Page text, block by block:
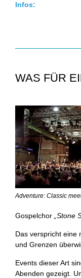
Infos:
WAS FÜR
Adventure: Classic
Gospelchor „Stone
Das verspricht eine
und Grenzen
Events dieser Art
Abenden gezeigt.